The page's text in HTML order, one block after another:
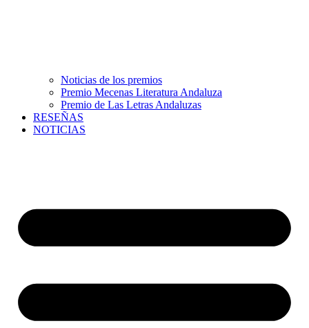
Noticias de los premios
Premio Mecenas Literatura Andaluza
Premio de Las Letras Andaluzas
RESEÑAS
NOTICIAS